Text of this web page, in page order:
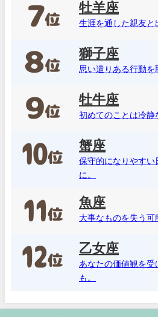
牡羊座
生涯を通した親友と
獅子座
思い遣りある行動を
牡牛座
初めてのことは冷静
蟹座
保守的になりやすい
に。
魚座
大事なものを失う可
乙女座
あなたの価値観を
も。